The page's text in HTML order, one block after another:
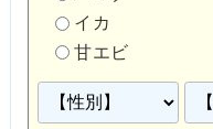
イカ
甘エビ